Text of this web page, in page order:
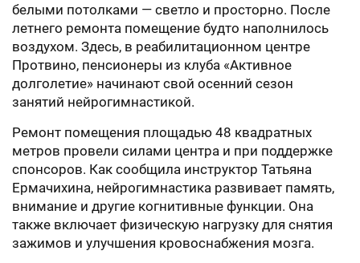
белыми потолками — светло и просторно. После
летнего ремонта помещение будто наполнилось
воздухом. Здесь, в реабилитационном центре
Протвино, пенсионеры из клуба «Активное
долголетие» начинают свой осенний сезон
занятий нейрогимнастикой.
Ремонт помещения площадью 48 квадратных
метров провели силами центра и при поддержке
спонсоров. Как сообщила инструктор Татьяна
Ермачихина, нейрогимнастика развивает память,
внимание и другие когнитивные функции. Она
также включает физическую нагрузку для снятия
зажимов и улучшения кровоснабжения мозга.